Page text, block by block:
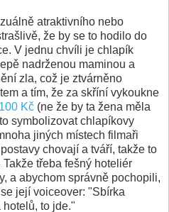
atraktivního nebo
že by se to hodilo do
V jednu chvíli je chlapík
nadrženou maminou a
zla, což je ztvárněno
a tím, že za skříní vykoukne
Kč (ne že by ta žena měla
symbolizovat chlapíkovy
jiných místech filmaři
chovají a tváří, takže to
třeba fešný hoteliér
a abychom správně pochopili,
její voiceover: "Sbírka
hotelů, to jde."